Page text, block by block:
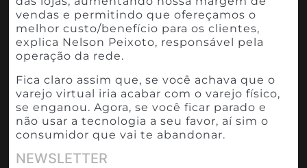
vendas e permitindo que ofereçamos o
melhor custo/benefício para os clientes,
explica Nelson Peixoto, responsável pela
operação da rede.
Fica claro assim que, se você achava que o
varejo virtual iria acabar com o varejo físico,
se enganou. Agora, se você ficar parado e
não usar a tecnologia a seu favor, aí sim o
consumidor que vai te abandonar.
NEWSLETTER